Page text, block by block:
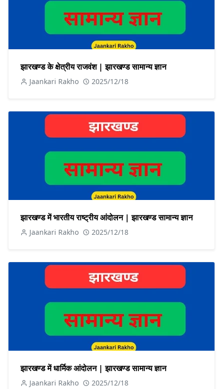
झारखण्ड के क्षेत्रीय राजवंश | झारखण्ड सामान्य ज्ञान
Jaankari Rakho 2025/12/18
झारखण्ड में भारतीय राष्ट्रीय आंदोलन | झारखण्ड सामान्य ज्ञान
Jaankari Rakho 2025/12/18
झारखण्ड में धार्मिक आंदोलन | झारखण्ड सामान्य ज्ञान
Jaankari Rakho 2025/12/18